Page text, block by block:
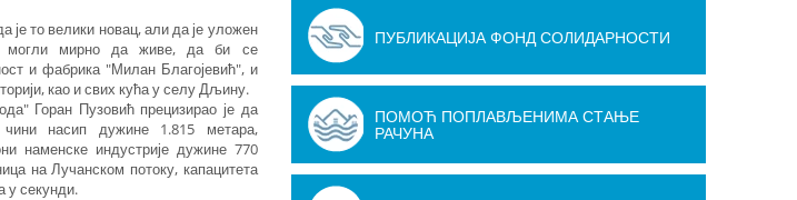
је то велики новац, али да је уложен
могли мирно да живе, да би се
и фабрика "Милан Благојевић", и
као и свих кућа у селу Дљину.
Горан Пузовић прецизирао је да
чини насип дужине 1.815 метара,
наменске индустрије дужине 770
на Лучанском потоку, капацитета
у секунди.
ПУБЛИКАЦИЈА ФОНД СОЛИДАРНОСТИ
ПОМОЋ ПОПЛАВЉЕНИМА СТАЊЕ
РАЧУНА